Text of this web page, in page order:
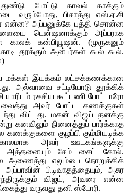
போட்டு காவல் காக்கும்
வரும்போது, பிசாத்து எஸ்.ஏ.சி
என்ன? அப்பனுக்கே புத்தி சொன்ன
டென்ஷனாக்கும் அப்பராக
காலக் கன்பியூஷன். (முருகனும்
தூக்கும் அன்பர்கள் கூல் கூல்.
மக்கள் இயக்கம் லட்சக்கணக்கான
அல்வாவை சட்டியோடு தூக்கிக்
ரகசிய கூட்டணி போட்டாரோ
வைத்து அவர் போட்ட கணக்குகள்
விட்டது. மகன் விஜய் தனக்கு
கனவிலும் நினைத்துப் பார்க்காத
கணக்குகளை குழப்பி கும்மியடிக்க
அவர் ஊடகங்களுக்கு
அத்தனையும் சேம் சைட் கோல்.
அணைத்து எலும்பை நொறுக்கிக்
பிடிவாதத்தையும், அசுர
விஜய், அவரை என்ன
வருவது தனி ஸ்டோரி.